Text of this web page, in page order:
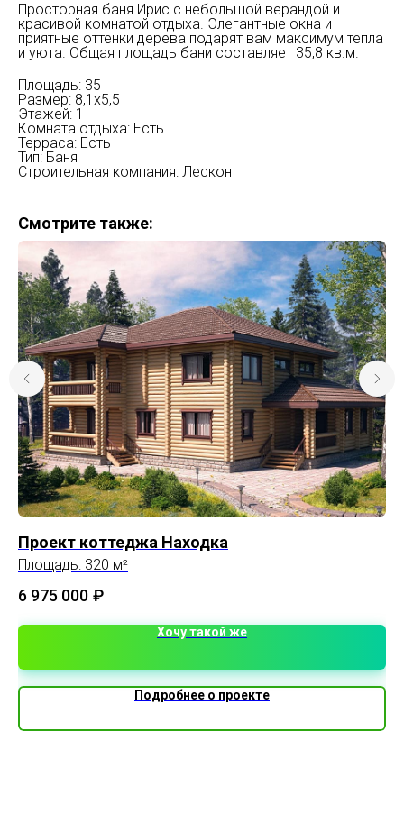
Просторная баня Ирис с небольшой верандой и
красивой комнатой отдыха. Элегантные окна и
приятные оттенки дерева подарят вам максимум тепла
и уюта. Общая площадь бани составляет 35,8 кв.м.
Площадь: 35
Размер: 8,1х5,5
Этажей: 1
Комната отдыха: Есть
Терраса: Есть
Тип: Баня
Строительная компания: Лескон
Смотрите также:
Проект коттеджа Находка
Площадь: 320 м²
6 975 000 ₽
Хочу такой же
Подробнее о проекте